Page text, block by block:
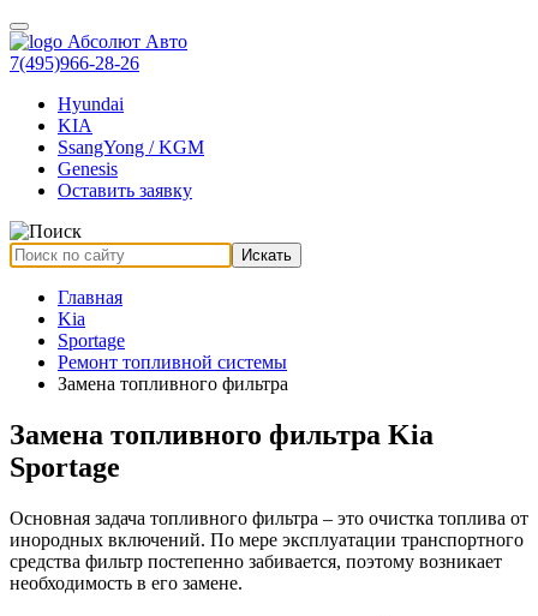
7(495)966-28-26
Hyundai
KIA
SsangYong / KGM
Genesis
Оставить заявку
Искать
Главная
Kia
Sportage
Ремонт топливной системы
Замена топливного фильтра
Замена топливного фильтра Kia
Sportage
Основная задача топливного фильтра – это очистка топлива от
инородных включений. По мере эксплуатации транспортного
средства фильтр постепенно забивается, поэтому возникает
необходимость в его замене.